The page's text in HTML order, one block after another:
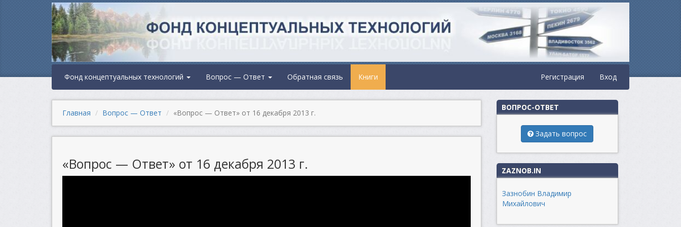
Фонд концептуальных технологий Вопрос — Ответ Обратная связь Книги Регистрация Вход
Главная Вопрос — Ответ «Вопрос — Ответ» от 16 декабря 2013 г.
«Вопрос — Ответ» от 16 декабря 2013 г.
ВОПРОС-ОТВЕТ
Задать вопрос
ZAZNOB.IN
Зазнобин Владимир
Михайлович